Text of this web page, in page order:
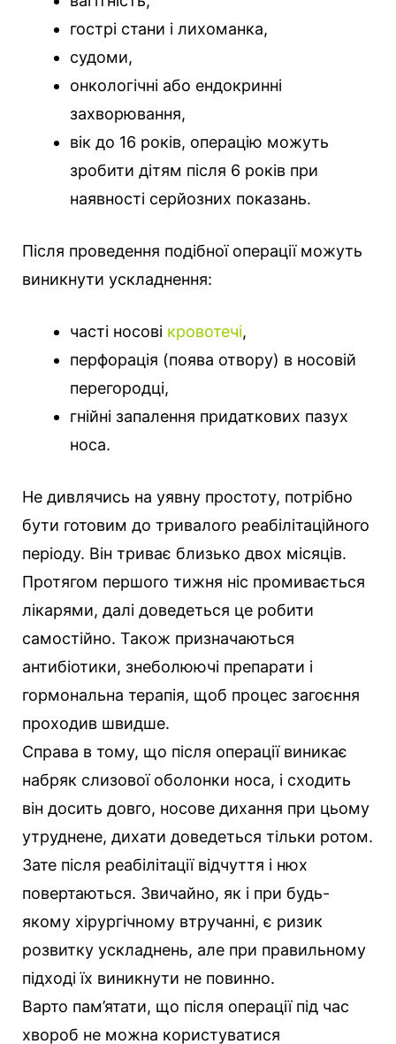
гострі стани і лихоманка,
судоми,
онкологічні або ендокринні
захворювання,
вік до 16 років, операцію можуть
зробити дітям після 6 років при
наявності серйозних показань.
Після проведення подібної операції можуть
виникнути ускладнення:
часті носові кровотечі,
перфорація (поява отвору) в носовій
перегородці,
гнійні запалення придаткових пазух
носа.
Не дивлячись на уявну простоту, потрібно
бути готовим до тривалого реабілітаційного
періоду. Він триває близько двох місяців.
Протягом першого тижня ніс промивається
лікарями, далі доведеться це робити
самостійно. Також призначаються
антибіотики, знеболюючі препарати і
гормональна терапія, щоб процес загоєння
проходив швидше.
Справа в тому, що після операції виникає
набряк слизової оболонки носа, і сходить
він досить довго, носове дихання при цьому
утруднене, дихати доведеться тільки ротом.
Зате після реабілітації відчуття і нюх
повертаються. Звичайно, як і при будь-
якому хірургічному втручанні, є ризик
розвитку ускладнень, але при правильному
підході їх виникнути не повинно.
Варто пам’ятати, що після операції під час
хвороб не можна користуватися